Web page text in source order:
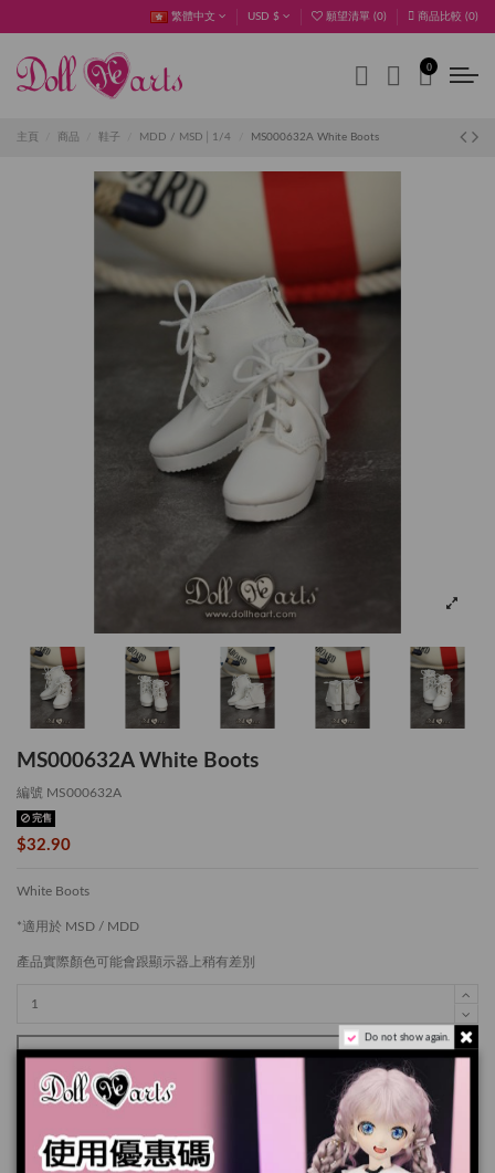
繁體中文 USD $ 願望清單 (0) 商品比較 (0)
0
主頁 商品 鞋子 MDD / MSD│1/4 MS000632A White Boots
MS000632A White Boots
編號 MS000632A
完售
$32.90
White Boots
*適用於 MSD / MDD
產品實際顏色可能會跟顯示器上稍有差別
加入購物車
Do not show again.